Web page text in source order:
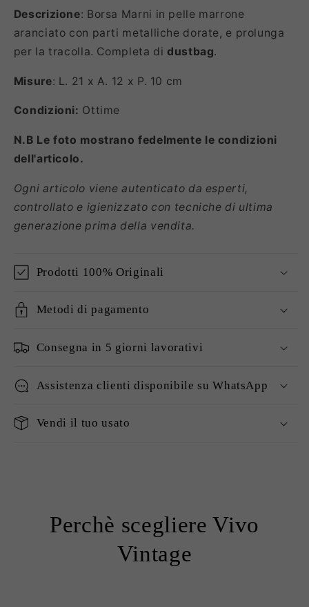
Descrizione: Borsa Marni in pelle marrone
aranciato con parti metalliche dorate, e prolunga
per la tracolla. Completa didustbag.
Misure: L. 21 x A. 12 x P. 10 cm
Condizioni: Ottime
N.B Le foto mostrano fedelmente le condizioni
dell'articolo.
Ogni articolo viene autenticato da esperti,
controllato e igienizzato con tecniche di ultima
generazione prima della vendita.
Prodotti 100% Originali
Metodi di pagamento
Consegna in 5 giorni lavorativi
Assistenza clienti disponibile su WhatsApp
Vendi il tuo usato
Perchè scegliere Vivo
Vintage